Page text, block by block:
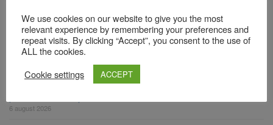
6 august 2026
Bărbat din Victoria, reținut după ce și-ar fi agresat soția de două
ori în câteva zile
Urmele atelajului i-au condus pe polițiști la cioate. Bărbat prins în
6 august 2026
We use cookies on our website to give you the most
relevant experience by remembering your preferences and
repeat visits. By clicking “Accept”, you consent to the use of
ALL the cookies.
Cookie settings
ACCEPT